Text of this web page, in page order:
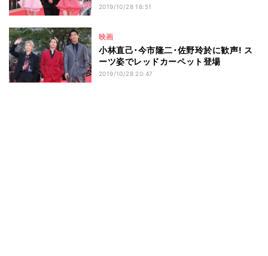
2019/10/28 16:51
映画
小林直己･今市隆二･佐野玲於に歓声! ス
ーツ姿でレッドカーペット登場
2019/10/28 20:47